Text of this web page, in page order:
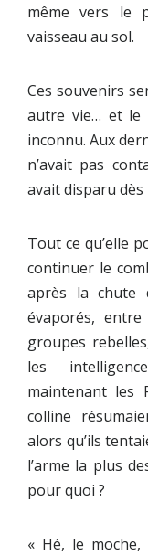
même vers le
vaisseau au sol.
Ces souvenirs
autre vie… et le
inconnu. Aux
n’avait pas
avait disparu dès
Tout ce qu’elle
continuer le
après la chute
évaporés,
groupes
les
maintenant les
colline
alors qu’ils
l’arme la plus
pour quoi ?
« Hé, le